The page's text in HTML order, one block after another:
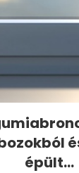
épült...